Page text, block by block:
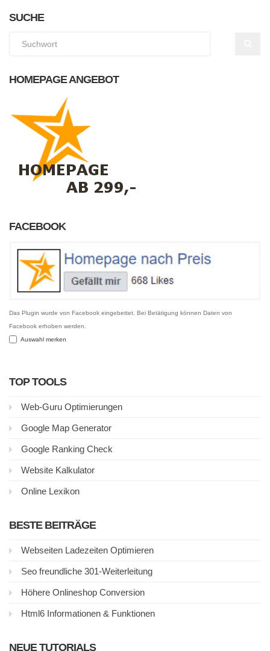
SUCHE
HOMEPAGE ANGEBOT
FACEBOOK
Das Plugin wurde von Facebook eingebettet. Bei Betätigung können Daten von
Facebook erhoben werden.
Auswahl merken
TOP TOOLS
Web-Guru Optimierungen
Google Map Generator
Google Ranking Check
Website Kalkulator
Online Lexikon
BESTE BEITRÄGE
Webseiten Ladezeiten Optimieren
Seo freundliche 301-Weiterleitung
Höhere Onlineshop Conversion
Html6 Informationen & Funktionen
NEUE TUTORIALS